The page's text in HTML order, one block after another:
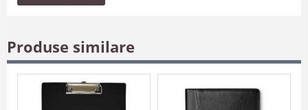
Produse similare